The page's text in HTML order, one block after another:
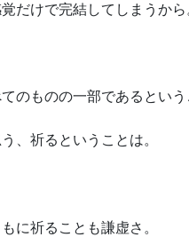
だけで完結してしまうから
のものの一部であるとい
、祈るということは。
に祈ることも謙虚さ。